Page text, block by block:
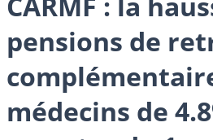
pensions de
médecins de